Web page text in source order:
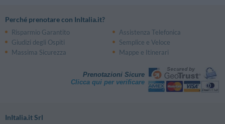
Perché prenotare con InItalia.it?
Risparmio Garantito
Assistenza Telefonica
Giudizi degli Ospiti
Semplice e Veloce
Massima Sicurezza
Mappe e Itinerari
Prenotazioni Sicure
Clicca qui per verificare
InItalia.it Srl